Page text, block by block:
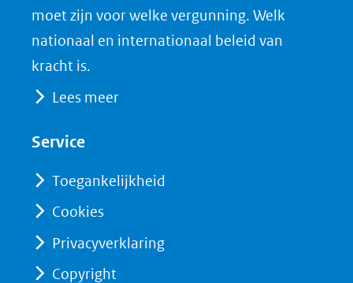
o
o
in
(verwijst
een
andere
website)
d
I
(verwijst
andere
(verwijst
naar
moet zijn voor welke vergunning. Welk
nationaal en internationaal beleid van
kracht is.
Lees meer
Service
Toegankelijkheid
Cookies
Privacyverklaring
Copyright